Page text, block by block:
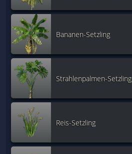
Bananen-Setzling
Strahlenpalmen-Setzling
Reis-Setzling